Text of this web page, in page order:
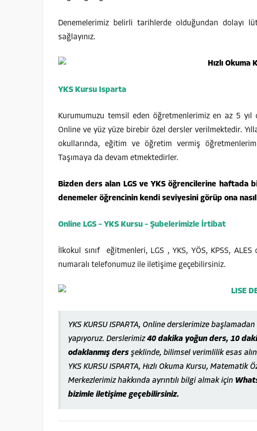
Denemelerimiz belirli tarihlerde olduğundan dolayı
sağlayınız.
YKS Kursu Isparta
Kurumumuzu temsil eden öğretmenlerimiz en az 5
Online ve yüz yüze birebir özel dersler verilmektedir.
okullarında, eğitim ve öğretim vermiş
Taşımaya da devam etmektedirler.
Bizden ders alan LGS ve YKS öğrencilerine haftada
denemeler öğrencinin kendi seviyesini görüp ona
Online LGS – YKS Kursu – Şubelerimizle İrtibat
İlkokul sınıf eğitmenleri, LGS , YKS, YÖS, KPSS,
numaralı telefonumuz ile iletişime geçebilirsiniz.
YKS KURSU ISPARTA, Online derslerimize
yapıyoruz. Derslerimiz40 dakika yoğun ders, 10
odaklanmış ders şeklinde, bilimsel verimlilik esas
YKS KURSU ISPARTA, Hızlı Okuma Kursu, Matematik
Merkezlerimiz hakkında ayrıntılı bilgi almak için
bizimle iletişime geçebilirsiniz.